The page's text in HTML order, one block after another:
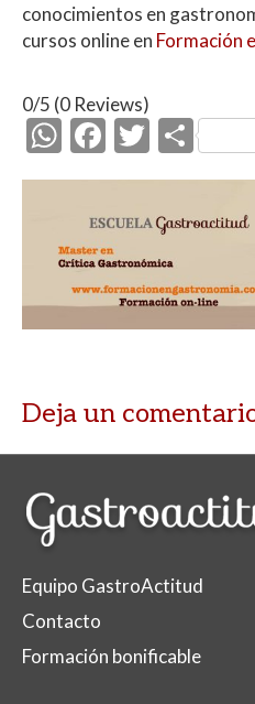
conocimientos en
cursos online en Formación
0/5 (0 Reviews)
W
h
at
s
A
p
F
ac
e
b
o
o
T
w
itt
er
C
o
p
ar
ti
Deja un
Equipo GastroActitud
Contacto
Formación bonificable